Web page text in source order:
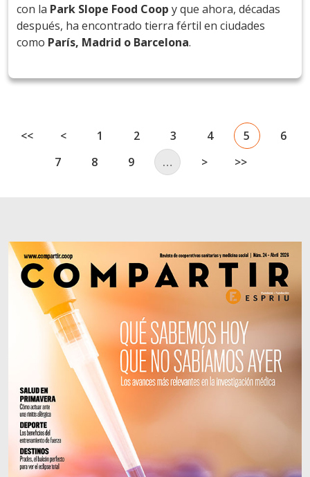
con la Park Slope Food Coop y que ahora, décadas
después, ha encontrado tierra fértil en ciudades
como París, Madrid o Barcelona.
First page
<< Página anterior
< Página
1 Página
2 Página
3 Página
4 Página
5
6
Página
7 Página
8 Página
9 … Siguiente página
> Última
>>